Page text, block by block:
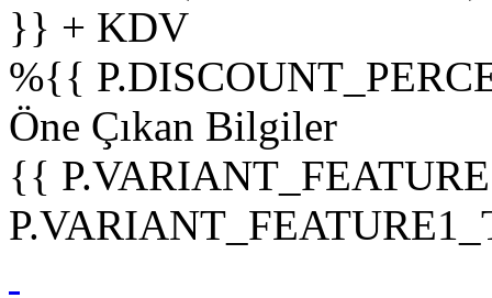
}} + KDV
%{{
Öne Çıkan Bilgiler
{{